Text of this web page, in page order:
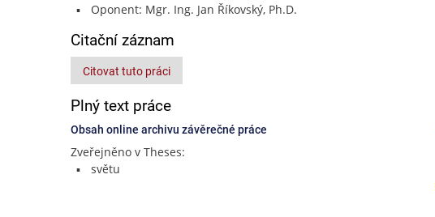
Oponent: Mgr. Ing. Jan Říkovský, Ph.D.
Citační záznam
Citovat tuto práci
Plný text práce
Obsah online archivu závěrečné práce
Zveřejněno v Theses:
světu